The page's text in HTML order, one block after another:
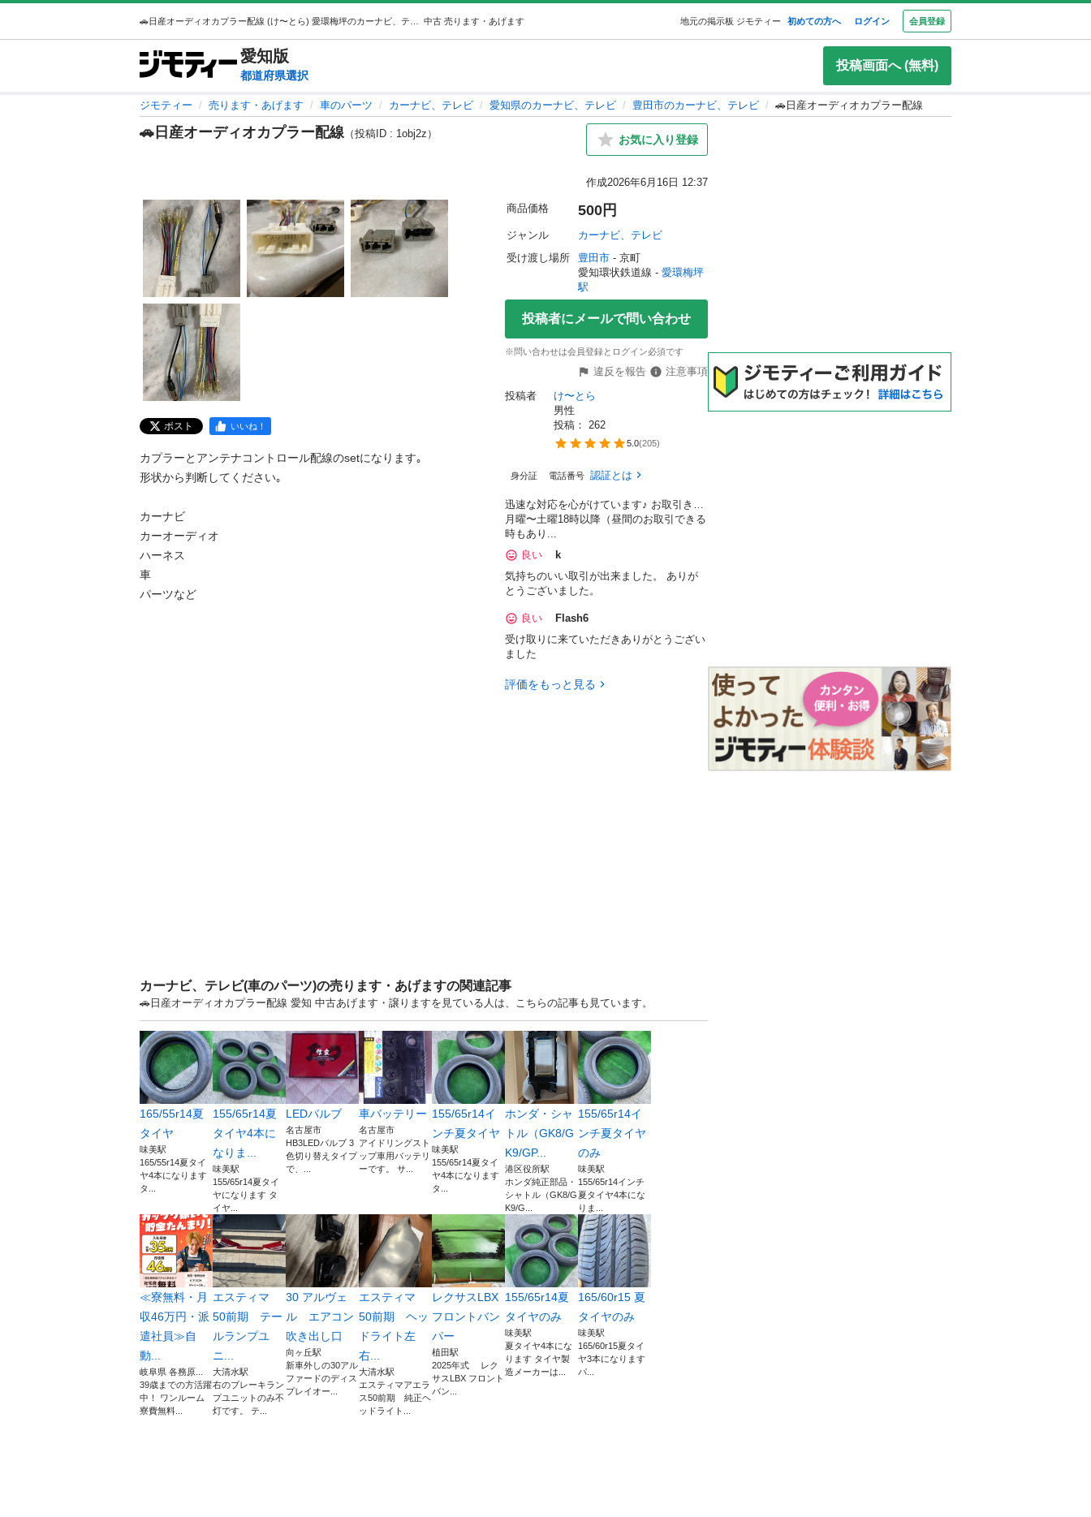
中古 売ります・あげます 地元の掲示板 ジモティー 初めての方へ ログイン 会員登録
愛知版
都道府県選択
投稿画面へ (無料)
ジモティー 売ります・あげます 車のパーツ カーナビ、テレビ 愛知県のカーナビ、テレビ 豊田市のカーナビ、テレビ 🚗日産オーディオカプラー配線
🚗日産オーディオカプラー配線 （投稿ID : 1obj2z） お気に入り登録
作成2026年6月16日 12:37
ポスト いいね！
カプラーとアンテナコントロール配線のsetになります｡
形状から判断してください｡
カーナビ
カーオーディオ
ハーネス
車
パーツなど
商品価格 500円
ジャンル
カーナビ、テレビ
受け渡し場所
豊田市 - 京町
愛知環状鉄道線 - 愛環梅坪
駅
投稿者にメールで問い合わせ
※問い合わせは会員登録とログイン必須です
違反を報告
注意事項
投稿者
け〜とら
男性
投稿： 262
5.0(205)
身分証 電話番号 認証とは
迅速な対応を心がけています♪ お取引き…
月曜〜土曜18時以降（昼間のお取引できる
時もあり...
良い
k
気持ちのいい取引が出来ました。 ありが
とうございました。
良い
Flash6
受け取りに来ていただきありがとうござい
ました
評価をもっと見る
カーナビ、テレビ(車のパーツ)の売ります・あげますの関連記事
🚗日産オーディオカプラー配線 愛知 中古あげます・譲りますを見ている人は、こちらの記事も見ています。
165/55r14夏
タイヤ
味美駅
165/55r14夏タイ
ヤ4本になります
タ...
155/65r14夏
タイヤ4本に
なりま...
味美駅
155/65r14夏タイ
ヤになります タ
イヤ...
LEDバルブ
名古屋市
HB3LEDバルブ 3
色切り替えタイプ
で、...
車バッテリー
名古屋市
アイドリングスト
ップ車用バッテリ
ーです。 サ...
155/65r14イ
ンチ夏タイヤ
味美駅
155/65r14夏タイ
ヤ4本になります
タ...
ホンダ・シャ
トル（GK8/G
K9/GP...
港区役所駅
ホンダ純正部品・
シャトル（GK8/G
K9/G...
155/65r14イ
ンチ夏タイヤ
のみ
味美駅
155/65r14インチ
夏タイヤ4本にな
りま...
≪寮無料・月
収46万円・派
遣社員≫自
動...
岐阜県 各務原...
39歳までの方活躍
中！ ワンルーム
寮費無料...
エスティマ
50前期 テー
ルランプユ
ニ...
大清水駅
右のブレーキラン
プユニットのみ不
灯です。 テ...
30 アルヴェ
ル エアコン
吹き出し口
向ヶ丘駅
新車外しの30アル
ファードのディス
プレイオー...
エスティマ
50前期 ヘッ
ドライト左
右...
大清水駅
エスティマアエラ
ス50前期 純正ヘ
ッドライト...
レクサスLBX
フロントバン
パー
植田駅
2025年式 レク
サスLBX フロント
バン...
155/65r14夏
タイヤのみ
味美駅
夏タイヤ4本にな
ります タイヤ製
造メーカーは...
165/60r15 夏
タイヤのみ
味美駅
165/60r15夏タイ
ヤ3本になります
パ...